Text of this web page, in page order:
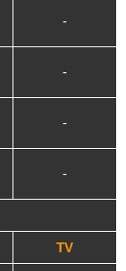
-
-
-
-
TV